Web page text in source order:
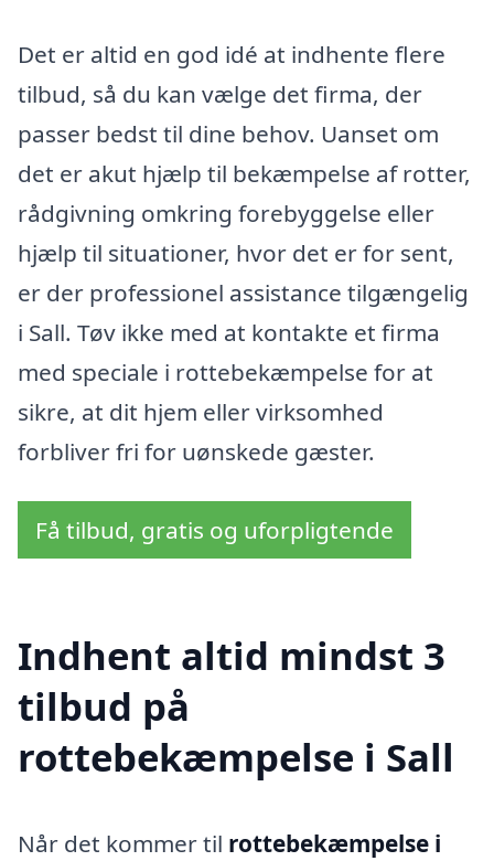
Det er altid en god idé at indhente flere
tilbud, så du kan vælge det firma, der
passer bedst til dine behov. Uanset om
det er akut hjælp til bekæmpelse af rotter,
rådgivning omkring forebyggelse eller
hjælp til situationer, hvor det er for sent,
er der professionel assistance tilgængelig
i Sall. Tøv ikke med at kontakte et firma
med speciale i rottebekæmpelse for at
sikre, at dit hjem eller virksomhed
forbliver fri for uønskede gæster.
Få tilbud, gratis og uforpligtende
Indhent altid mindst 3
tilbud på
rottebekæmpelse i Sall
Når det kommer til rottebekæmpelse i